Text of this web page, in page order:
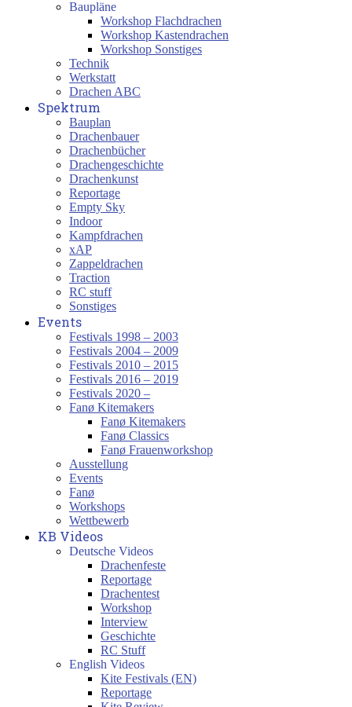
Baupläne
Workshop Flachdrachen
Workshop Kastendrachen
Workshop Sonstiges
Technik
Werkstatt
Drachen ABC
Spektrum
Bauplan
Drachenbauer
Drachenbücher
Drachengeschichte
Drachenkunst
Reportage
Empty Sky
Indoor
Kampfdrachen
xAP
Zappeldrachen
Traction
RC stuff
Sonstiges
Events
Festivals 1998 – 2003
Festivals 2004 – 2009
Festivals 2010 – 2015
Festivals 2016 – 2019
Festivals 2020 –
Fanø Kitemakers
Fanø Kitemakers
Fanø Classics
Fanø Frauenworkshop
Ausstellung
Events
Fanø
Workshops
Wettbewerb
KB Videos
Deutsche Videos
Drachenfeste
Reportage
Drachentest
Workshop
Interview
Geschichte
RC Stuff
English Videos
Kite Festivals (EN)
Reportage